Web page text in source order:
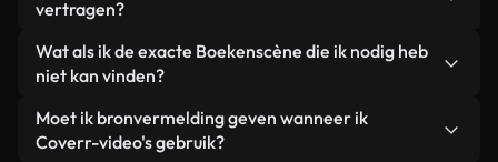
video's. Elke video is duidelijk gelabeld, zodat je
altijd weet wat je gebruikt.
vertragen?
Niet als u voor onze geoptimaliseerde versies
kiest. Wij bieden lichtgewicht, webklare formaten
achtergrond. Zo blijft de kwaliteit hoog, worden de
laadtijden geminimaliseerd en worden
Wat als ik de exacte Boekenscène die ik nodig heb
niet kan vinden?
Met Coverr AI Studio maak je direct een video.
Beschrijf de scène – bijvoorbeeld "Boeken bij
Moet ik bronvermelding geven wanneer ik
Coverr-video's gebruik?